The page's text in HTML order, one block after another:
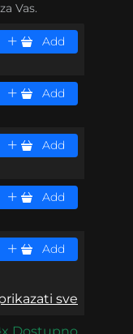
Vas.
Add
Add
Add
Add
Add
sve